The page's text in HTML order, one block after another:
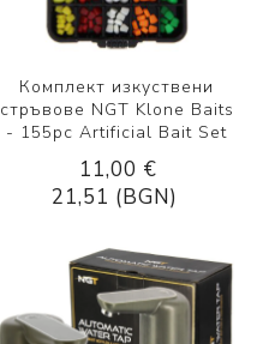
Комплект изкуствени
стръвове NGT Klone Baits
- 155pc Artificial Bait Set
11,00 €
21,51 (BGN)